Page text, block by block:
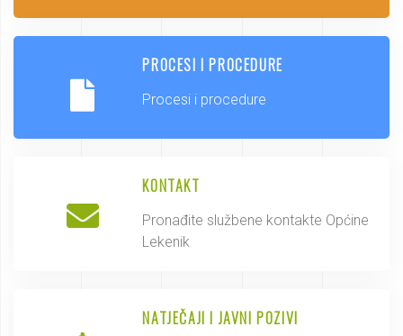
PROCESI I PROCEDURE
Procesi i procedure
KONTAKT
Pronađite službene kontakte Općine
Lekenik
NATJEČAJI I JAVNI POZIVI